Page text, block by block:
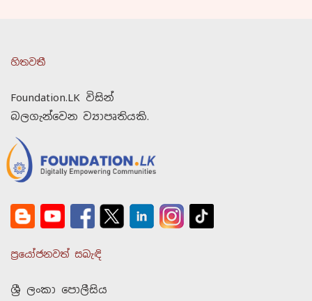
හිතවතී
Foundation.LK විසින්
බලගැන්වෙන ව්‍යාපෘතියකි.
ප්‍රයෝජනවත් සබැඳි
ශ්‍රී ලංකා පොලීසිය